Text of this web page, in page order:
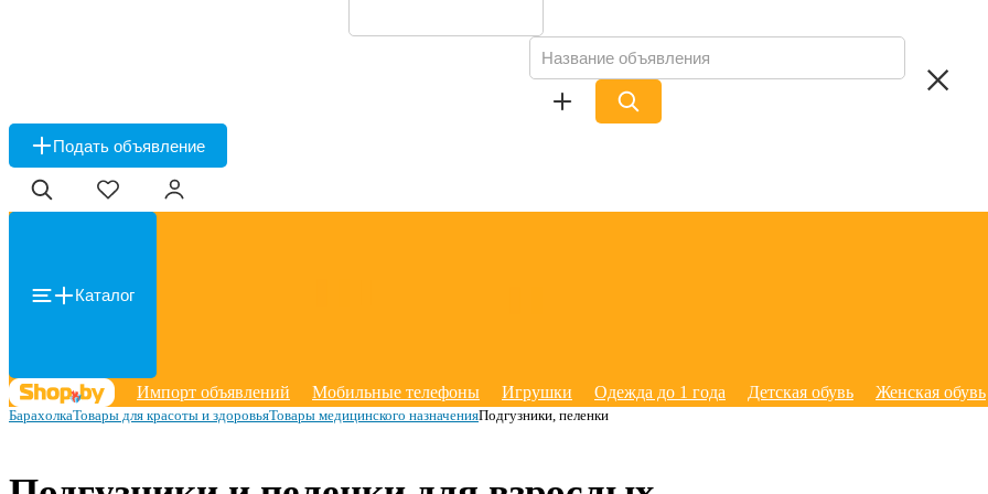
Подать объявление
Каталог
Импорт объявлений Мобильные телефоны Игрушки Одежда до 1 года Детская обувь Женская обувь
БарахолкаТовары для красоты и здоровьяТовары медицинского назначенияПодгузники, пеленки